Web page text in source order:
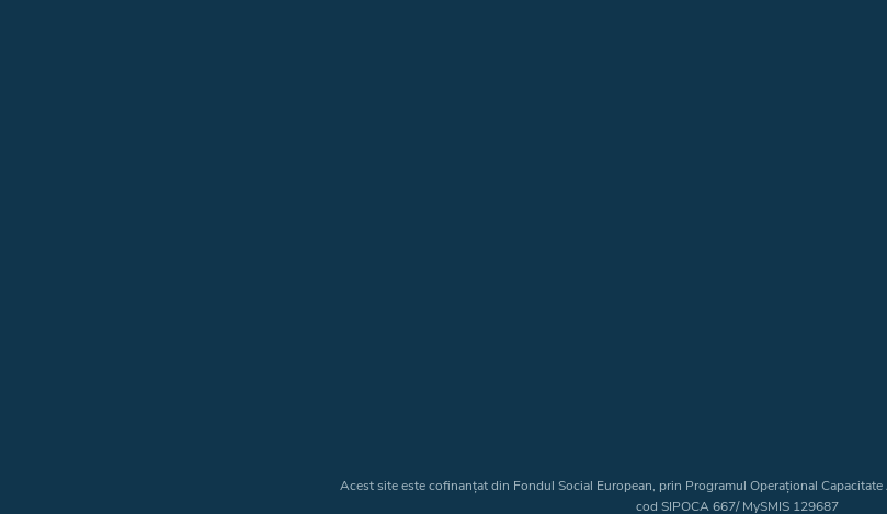
Acest site este cofinanțat din Fondul Social European, prin Programul Operațional
cod SIPOCA 667/ MySMIS 129687